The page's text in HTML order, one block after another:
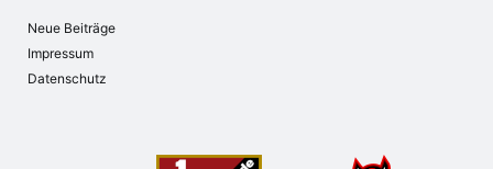
Neue Beiträge
Impressum
Datenschutz